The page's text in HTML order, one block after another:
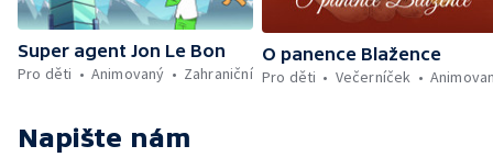
Super agent Jon Le Bon
Pro děti
Animovaný Zahraniční
O panence Blažence
Pro děti
Večerníček
Napište nám